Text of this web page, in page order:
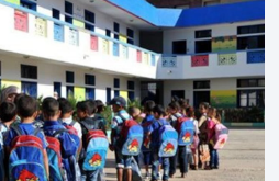
المنتخبات الوطنية خلال الفترة
من طرف اللجنة التقنية التي واكبت كل